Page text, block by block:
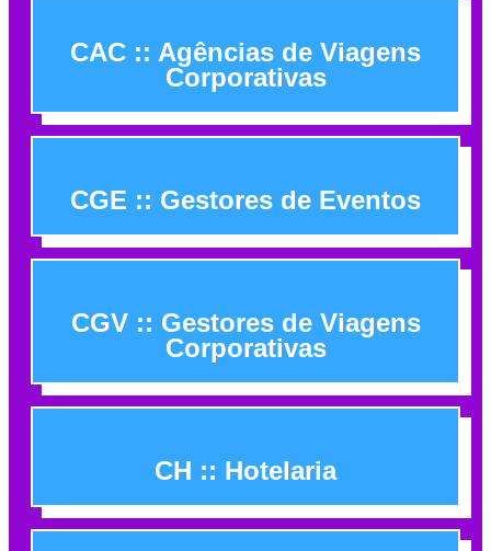
CAC :: Agências de Viagens
Corporativas
CGE :: Gestores de Eventos
CGV :: Gestores de Viagens
Corporativas
CH :: Hotelaria